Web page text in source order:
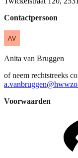
Contactpersoon
Anita van Bruggen
of neem rechtstreeks
Voorwaarden